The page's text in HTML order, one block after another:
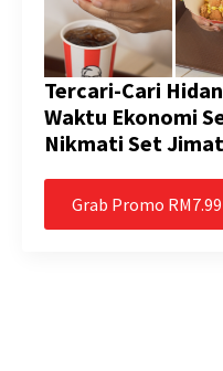
Tercari-Cari
Waktu Ekonomi
Nikmati Set Jimat
Grab Promo RM7.99